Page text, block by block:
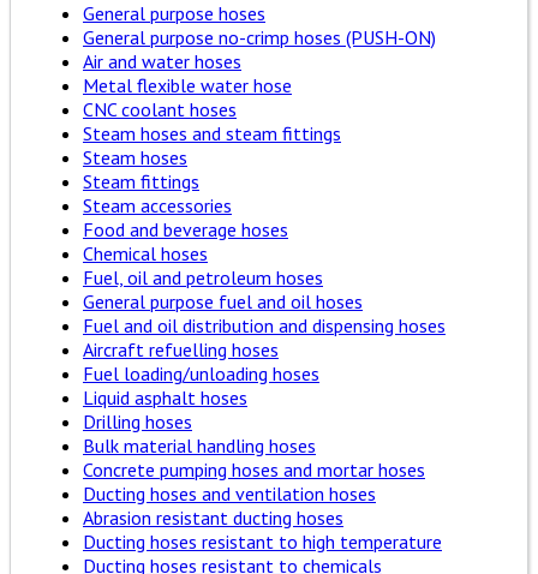
General purpose hoses
General purpose no-crimp hoses (PUSH-ON)
Air and water hoses
Metal flexible water hose
CNC coolant hoses
Steam hoses and steam fittings
Steam hoses
Steam fittings
Steam accessories
Food and beverage hoses
Chemical hoses
Fuel, oil and petroleum hoses
General purpose fuel and oil hoses
Fuel and oil distribution and dispensing hoses
Aircraft refuelling hoses
Fuel loading/unloading hoses
Liquid asphalt hoses
Drilling hoses
Bulk material handling hoses
Concrete pumping hoses and mortar hoses
Ducting hoses and ventilation hoses
Abrasion resistant ducting hoses
Ducting hoses resistant to high temperature
Ducting hoses resistant to chemicals